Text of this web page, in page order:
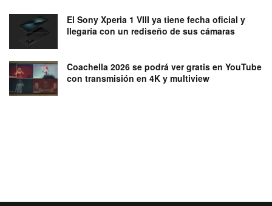
El Sony Xperia 1 VIII ya tiene fecha oficial y
llegaría con un rediseño de sus cámaras
Coachella 2026 se podrá ver gratis en YouTube
con transmisión en 4K y multiview